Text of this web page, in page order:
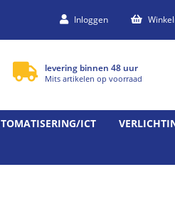
Inloggen
levering binnen 48 uur
Mits artikelen op voorraad
ICT